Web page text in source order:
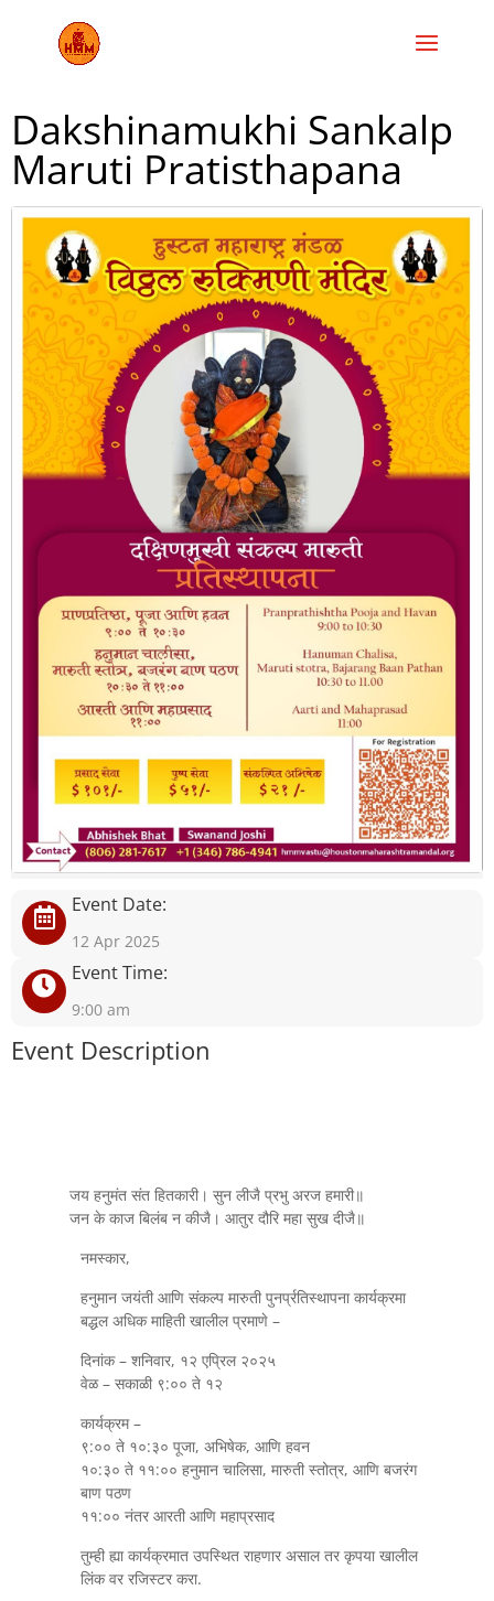
Dakshinamukhi Sankalp
Maruti Pratisthapana
Event Date:
12 Apr 2025
Event Time:
9:00 am
Event Description
जय हनुमंत संत हितकारी। सुन लीजै प्रभु अरज हमारी॥
जन के काज बिलंब न कीजै। आतुर दौरि महा सुख दीजै॥
नमस्कार,
हनुमान जयंती आणि संकल्प मारुती पुनर्प्रतिस्थापना कार्यक्रमा
बद्धल अधिक माहिती खालील प्रमाणे –
दिनांक – शनिवार, १२ एप्रिल २०२५
वेळ – सकाळी ९:०० ते १२
कार्यक्रम –
९:०० ते १०:३० पूजा, अभिषेक, आणि हवन
१०:३० ते ११:०० हनुमान चालिसा, मारुती स्तोत्र, आणि बजरंग
बाण पठण
११:०० नंतर आरती आणि महाप्रसाद
तुम्ही ह्या कार्यक्रमात उपस्थित राहणार असाल तर कृपया खालील
लिंक वर रजिस्टर करा.